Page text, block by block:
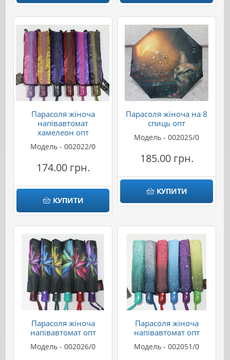
Парасоля жіноча
напівавтомат
хамелеон опт
Модель - 002022/0
174.00 грн.
КУПИТИ
Парасоля жіноча на 8
спиць опт
Модель - 002025/0
185.00 грн.
КУПИТИ
Парасоля жіноча
напівавтомат опт
Модель - 002026/0
Парасоля жіноча
напівавтомат опт
Модель - 002051/0